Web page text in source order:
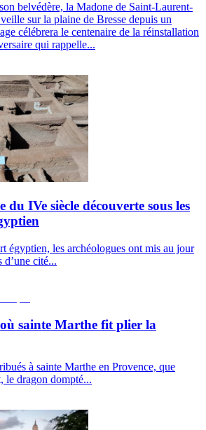
belvédère, la Madone de Saint-Laurent-
sur la plaine de Bresse depuis un
célébrera le centenaire de la réinstallation
qui rappelle...
du IVe siècle découverte sous les
égyptien, les archéologues ont mis au jour
d’une cité...
sainte Marthe fit plier la
à sainte Marthe en Provence, que
le dragon dompté...